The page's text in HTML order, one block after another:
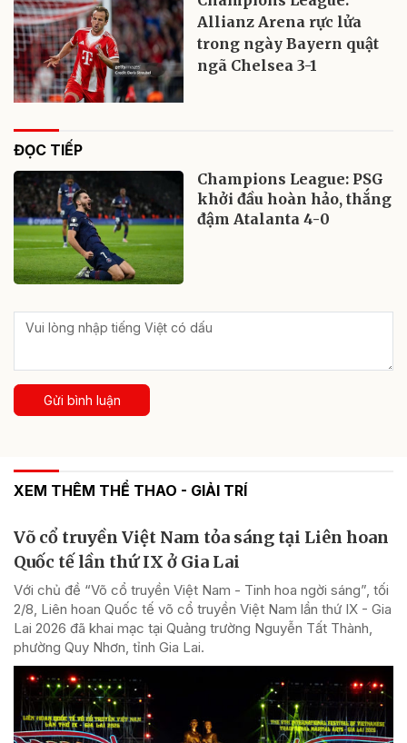
Allianz Arena rực lửa
trong ngày Bayern quật
ngã Chelsea 3-1
ĐỌC TIẾP
Champions League: PSG
khởi đầu hoàn hảo, thắng
đậm Atalanta 4-0
Gửi bình luận
XEM THÊM THỂ THAO - GIẢI TRÍ
Võ cổ truyền Việt Nam tỏa sáng tại Liên hoan
Quốc tế lần thứ IX ở Gia Lai
Với chủ đề “Võ cổ truyền Việt Nam - Tinh hoa ngời sáng”, tối
2/8, Liên hoan Quốc tế võ cổ truyền Việt Nam lần thứ IX - Gia
Lai 2026 đã khai mạc tại Quảng trường Nguyễn Tất Thành,
phường Quy Nhơn, tỉnh Gia Lai.